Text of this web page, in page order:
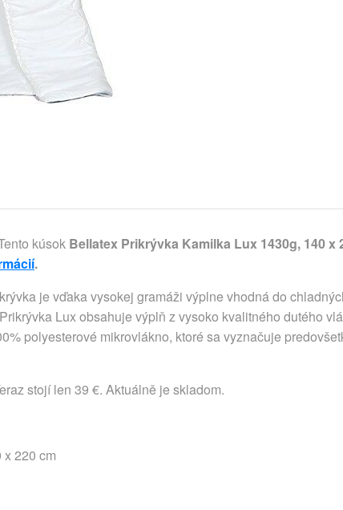
kúsok Bellatex Prikrývka Kamilka Lux 1430g, 140 x
.
je vďaka vysokej gramáži výplne vhodná do
Lux obsahuje výplň z vysoko kvalitného dutého
polyesterové mikrovlákno, ktoré sa vyznačuje
stojí len 39 €. Aktuálně je skladom.
220 cm